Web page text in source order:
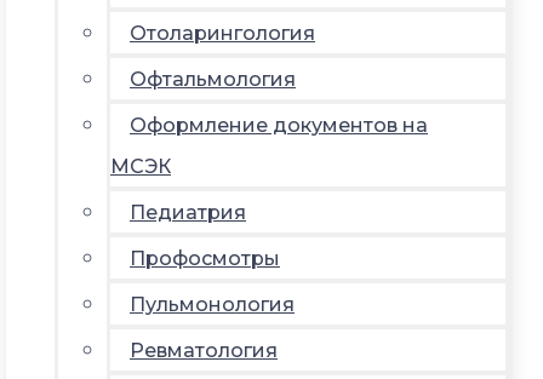
Отоларингология
Офтальмология
Оформление документов на
МСЭК
Педиатрия
Профосмотры
Пульмонология
Ревматология